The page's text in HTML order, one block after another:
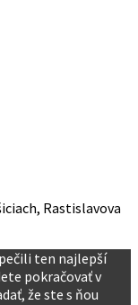
Rastislavova
ten najlepší
pokračovať v
že ste s ňou